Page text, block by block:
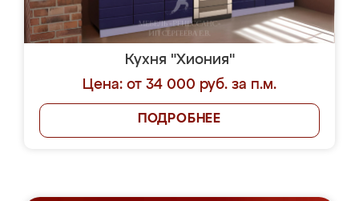
Кухня "Хиония"
Цена: от 34 000 руб. за п.м.
ПОДРОБНЕЕ